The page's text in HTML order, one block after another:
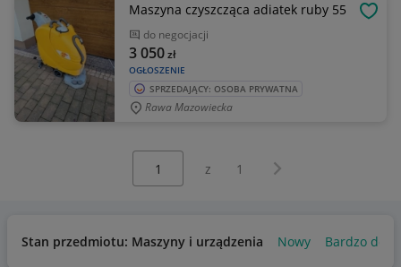
Maszyna czyszcząca adiatek ruby 55
do negocjacji
OGŁOSZENIE
3 050zł
SPRZEDAJĄCY: OSOBA PRYWATNA
Rawa Mazowiecka
z 1 Następna strona
Stan przedmiotu: Maszyny i urządzenia Nowy Bardzo